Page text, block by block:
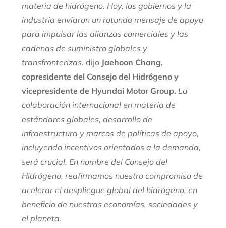
materia de hidrógeno. Hoy, los gobiernos y la
industria enviaron un rotundo mensaje de apoyo
para impulsar las alianzas comerciales y las
cadenas de suministro globales y
transfronterizas. dijo Jaehoon Chang,
copresidente del Consejo del Hidrógeno y
vicepresidente de Hyundai Motor Group. La
colaboración internacional en materia de
estándares globales, desarrollo de
infraestructura y marcos de políticas de apoyo,
incluyendo incentivos orientados a la demanda,
será crucial. En nombre del Consejo del
Hidrógeno, reafirmamos nuestro compromiso de
acelerar el despliegue global del hidrógeno, en
beneficio de nuestras economías, sociedades y
el planeta.